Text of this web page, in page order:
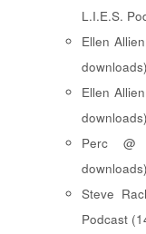
L.I.E.S.
Ellen
downloads)
Ellen
downloads)
Perc @
downloads)
Steve
Podcast